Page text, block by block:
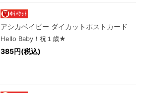
アシカベイビー ダイカットポストカード
Hello Baby！祝１歳★
385円(税込)